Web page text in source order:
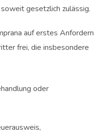
gesetzlich zulässig.
auf erstes Anfordern
frei, die insbesondere
oder